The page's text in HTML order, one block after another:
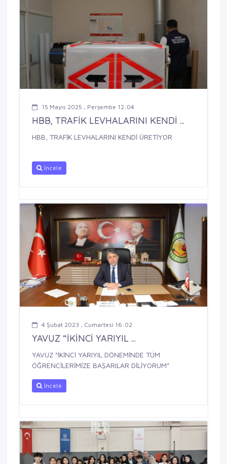
15 Mayıs 2025 , Perşembe 12:04
HBB, TRAFİK LEVHALARINI KENDİ ...
HBB, TRAFİK LEVHALARINI KENDİ ÜRETİYOR
İncele
4 Şubat 2023 , Cumartesi 16:02
YAVUZ “İKİNCİ YARIYIL ...
YAVUZ “İKİNCİ YARIYIL DÖNEMİNDE TÜM
ÖĞRENCİLERİMİZE BAŞARILAR DİLİYORUM”
İncele